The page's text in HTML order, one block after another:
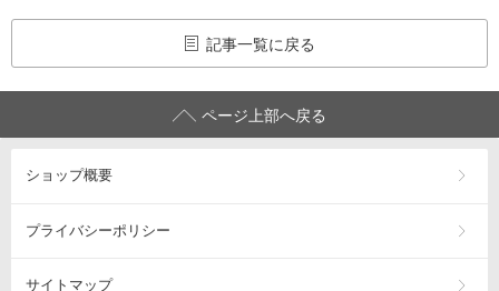
記事一覧に戻る
ページ上部へ戻る
ショップ概要
プライバシーポリシー
サイトマップ